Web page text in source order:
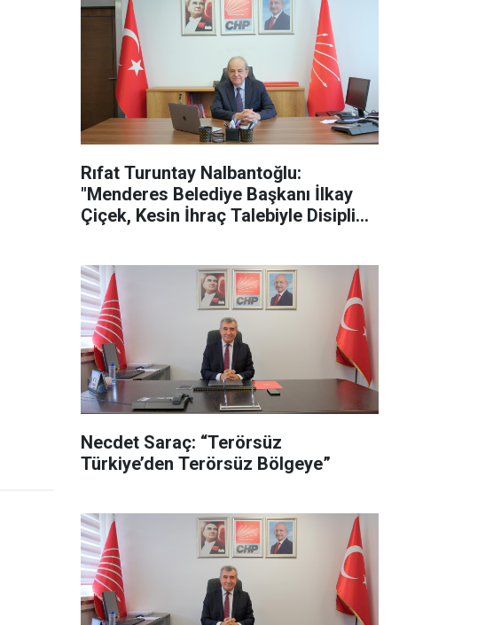
Rıfat Turuntay Nalbantoğlu:
"Menderes Belediye Başkanı İlkay
Çiçek, Kesin İhraç Talebiyle Disipline
Necdet Saraç: “Terörsüz
Türkiye’den Terörsüz Bölgeye”